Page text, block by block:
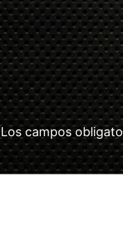
Los campos